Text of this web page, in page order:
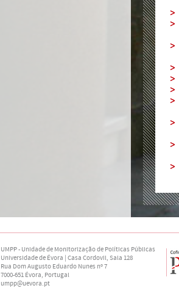
UMPP - Unidade de Monitorização de Políticas Públicas
Universidade de Évora | Casa Cordovil, Sala 128
Rua Dom Augusto Eduardo Nunes nº 7
7000-651 Évora, Portugal
umpp@uevora.pt